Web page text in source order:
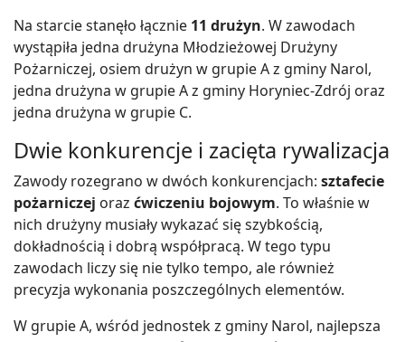
Na starcie stanęło łącznie 11 drużyn. W zawodach
wystąpiła jedna drużyna Młodzieżowej Drużyny
Pożarniczej, osiem drużyn w grupie A z gminy Narol,
jedna drużyna w grupie A z gminy Horyniec-Zdrój oraz
jedna drużyna w grupie C.
Dwie konkurencje i zacięta rywalizacja
Zawody rozegrano w dwóch konkurencjach: sztafecie
pożarniczej oraz ćwiczeniu bojowym. To właśnie w
nich drużyny musiały wykazać się szybkością,
dokładnością i dobrą współpracą. W tego typu
zawodach liczy się nie tylko tempo, ale również
precyzja wykonania poszczególnych elementów.
W grupie A, wśród jednostek z gminy Narol, najlepsza